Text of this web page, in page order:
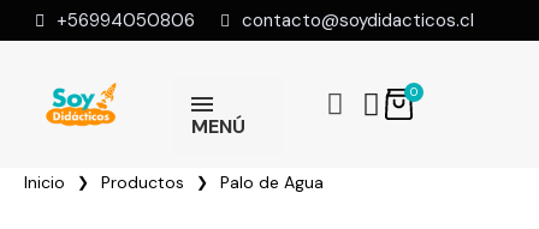
+56994050806 contacto@soydidacticos.cl
MENÚ
Inicio Productos Palo de Agua